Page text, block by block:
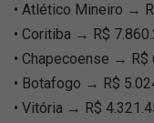
• Atlético Mineiro →
• Coritiba → R$
• Chapecoense → R$
• Botafogo → R$
• Vitória → R$